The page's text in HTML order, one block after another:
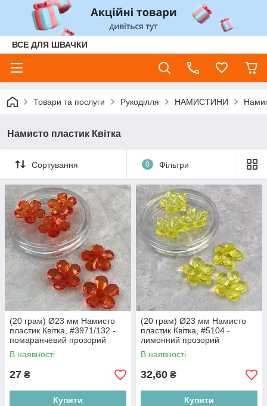
ВСЕ ДЛЯ ШВАЧКИ
Товари та послуги Рукоділля НАМИСТИНИ
Намисто пластик Квітка
Сортування 0 Фільтри
(20 грам) Ø23 мм Намисто
пластик Квітка, #3971/132 -
помаранчевий прозорий
В наявності
27 ₴
Купити
(20 грам) Ø23 мм Намисто
пластик Квітка, #5104 -
лимонний прозорий
В наявності
32,60 ₴
Купити